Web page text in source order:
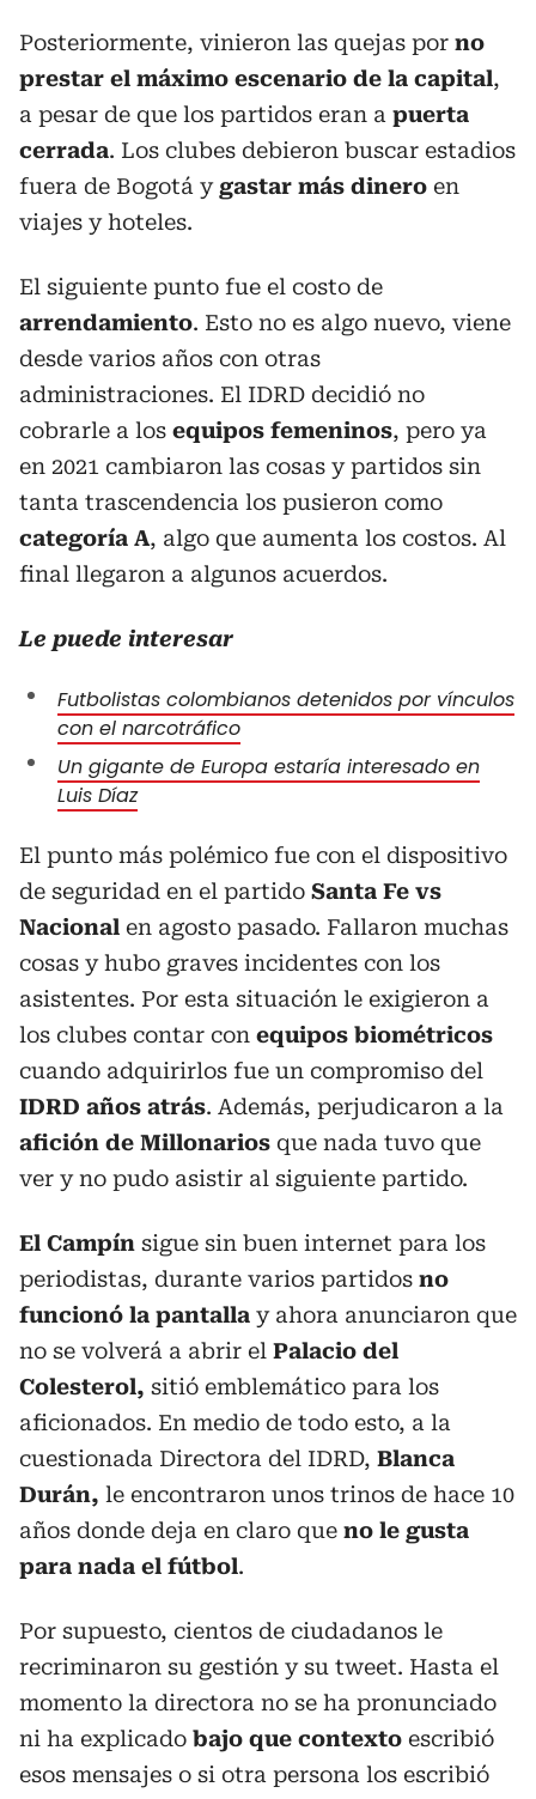
Posteriormente, vinieron las quejas por no
prestar el máximo escenario de la capital,
a pesar de que los partidos eran a puerta
cerrada. Los clubes debieron buscar estadios
fuera de Bogotá ygastar más dinero en
viajes y hoteles.
El siguiente punto fue el costo de
arrendamiento. Esto no es algo nuevo, viene
desde varios años con otras
administraciones. El IDRD decidió no
cobrarle a los equipos femeninos, pero ya
en 2021 cambiaron las cosas y partidos sin
tanta trascendencia los pusieron como
categoría A, algo que aumenta los costos. Al
final llegaron a algunos acuerdos.
Le puede interesar
Futbolistas colombianos detenidos por vínculos
con el narcotráfico
Un gigante de Europa estaría interesado en
Luis Díaz
El punto más polémico fue con el dispositivo
de seguridad en el partido Santa Fe vs
Nacional en agosto pasado. Fallaron muchas
cosas y hubo graves incidentes con los
asistentes. Por esta situación le exigieron a
los clubes contar con equipos biométricos
cuando adquirirlos fue un compromiso del
IDRD años atrás. Además, perjudicaron a la
afición de Millonarios que nada tuvo que
ver y no pudo asistir al siguiente partido.
El Campín sigue sin buen internet para los
periodistas, durante varios partidos no
funcionó la pantalla y ahora anunciaron que
no se volverá a abrir el Palacio del
Colesterol, sitió emblemático para los
aficionados. En medio de todo esto, a la
cuestionada Directora del IDRD, Blanca
Durán, le encontraron unos trinos de hace 10
años donde deja en claro que no le gusta
para nada el fútbol.
Por supuesto, cientos de ciudadanos le
recriminaron su gestión y su tweet. Hasta el
momento la directora no se ha pronunciado
ni ha explicado bajo que contexto escribió
esos mensajes o si otra persona los escribió